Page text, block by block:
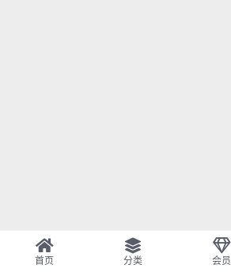
首页 分类 会员